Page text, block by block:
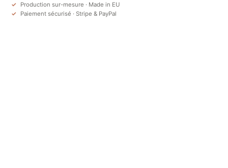
Production sur-mesure · Made in EU
Paiement sécurisé · Stripe & PayPal